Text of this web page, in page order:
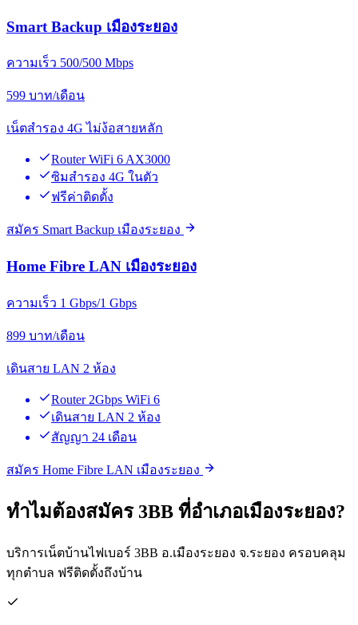
Smart Backup เมืองระยอง
ความเร็ว 500/500 Mbps
599 บาท/เดือน
เน็ตสำรอง 4G ไม่ง้อสายหลัก
Router WiFi 6 AX3000
ซิมสำรอง 4G ในตัว
ฟรีค่าติดตั้ง
สมัคร Smart Backup เมืองระยอง
Home Fibre LAN เมืองระยอง
ความเร็ว 1 Gbps/1 Gbps
899 บาท/เดือน
เดินสาย LAN 2 ห้อง
Router 2Gbps WiFi 6
เดินสาย LAN 2 ห้อง
สัญญา 24 เดือน
สมัคร Home Fibre LAN เมืองระยอง
ทำไมต้องสมัคร 3BB ที่อำเภอเมืองระยอง?
บริการเน็ตบ้านไฟเบอร์ 3BB อ.เมืองระยอง จ.ระยอง ครอบคลุม
ทุกตำบล ฟรีติดตั้งถึงบ้าน